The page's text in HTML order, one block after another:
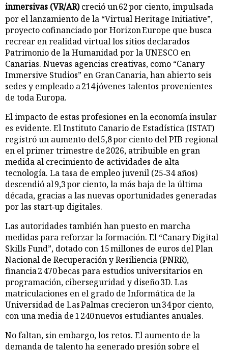
inmersivas (VR/AR)creció un 62 por ciento, impulsada
por el lanzamiento de la “Virtual Heritage Initiative”,
proyecto cofinanciado por Horizon Europe que busca
recrear en realidad virtual los sitios declarados
Patrimonio de la Humanidad por la UNESCO en
Canarias. Nuevas agencias creativas, como “Canary
Immersive Studios” en Gran Canaria, han abierto seis
sedes y empleado a 214 jóvenes talentos provenientes
de toda Europa.
El impacto de estas profesiones en la economía insular
es evidente. El Instituto Canario de Estadística (ISTAT)
registró un aumento del 5,8 por ciento del PIB regional
en el primer trimestre de 2026, atribuible en gran
medida al crecimiento de actividades de alta
tecnología. La tasa de empleo juvenil (25‑34 años)
descendió al 9,3 por ciento, la más baja de la última
década, gracias a las nuevas oportunidades generadas
por las start‑up digitales.
Las autoridades también han puesto en marcha
medidas para reforzar la formación. El “Canary Digital
Skills Fund”, dotado con 15 millones de euros del Plan
Nacional de Recuperación y Resiliencia (PNRR),
financia 2 470 becas para estudios universitarios en
programación, ciberseguridad y diseño 3D. Las
matriculaciones en el grado de Informática de la
Universidad de Las Palmas crecieron un 34 por ciento,
con una media de 1 240 nuevos estudiantes anuales.
No faltan, sin embargo, los retos. El aumento de la
demanda de talento ha generado presión sobre el